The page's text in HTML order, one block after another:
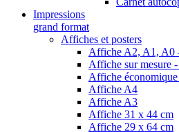
Impressions
grand format
Affiches et posters
Affiche A2, A1, A0
Affiche sur mesure
Affiche
Affiche A4
Affiche A3
Affiche 31 x 44 cm
Affiche 29 x 64 cm